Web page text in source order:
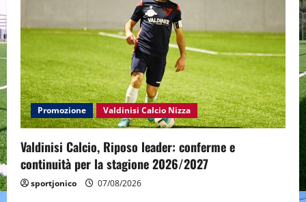
Promozione Valdinisi Calcio Nizza
Valdinisi Calcio, Riposo leader: conferme e
continuità per la stagione 2026/2027
sportjonico 07/08/2026